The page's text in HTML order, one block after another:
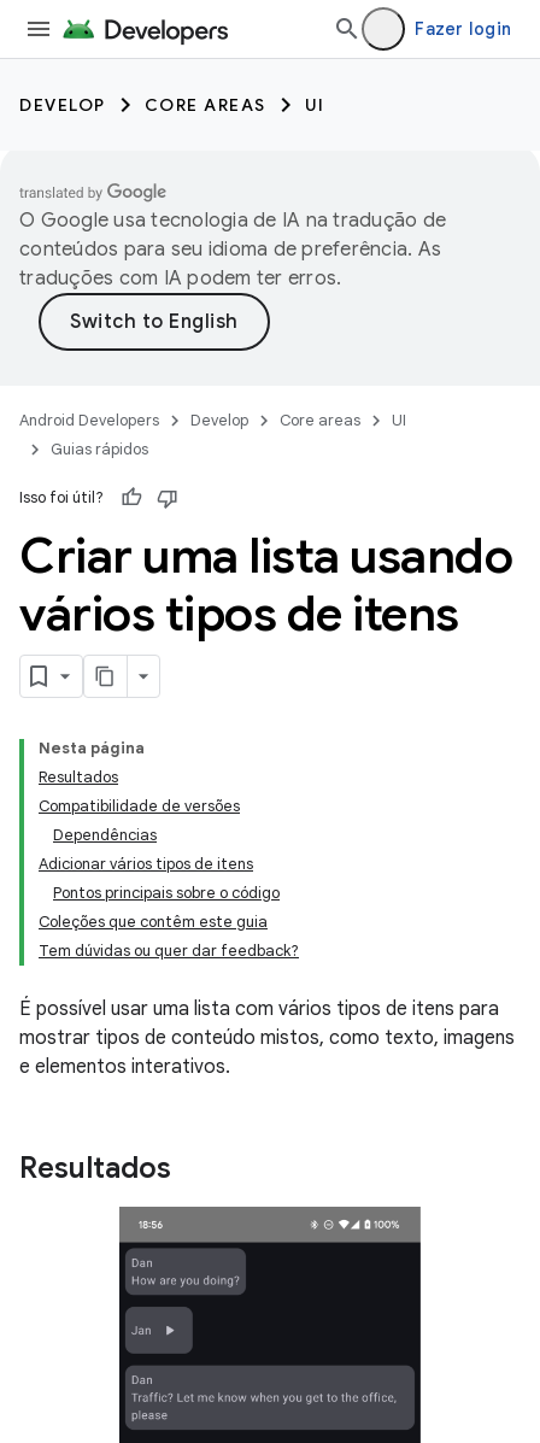
Fazer login
DEVELOP CORE AREAS UI
O Google usa tecnologia de IA na tradução de
conteúdos para seu idioma de preferência. As
traduções com IA podem ter erros.
Android Developers Develop Core areas
UI
Guias rápidos
Isso foi útil?
Criar uma lista usando
vários tipos de itens
Nesta página
Resultados
Compatibilidade de versões
Dependências
Adicionar vários tipos de itens
Pontos principais sobre o código
Coleções que contêm este guia
Tem dúvidas ou quer dar feedback?
É possível usar uma lista com vários tipos de itens para
mostrar tipos de conteúdo mistos, como texto, imagens
e elementos interativos.
Resultados